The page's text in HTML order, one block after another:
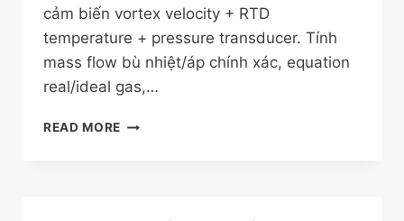
cảm biến vortex velocity + RTD
temperature + pressure transducer. Tính
mass flow bù nhiệt/áp chính xác, equation
real/ideal gas,…
READ MORE AZBIL